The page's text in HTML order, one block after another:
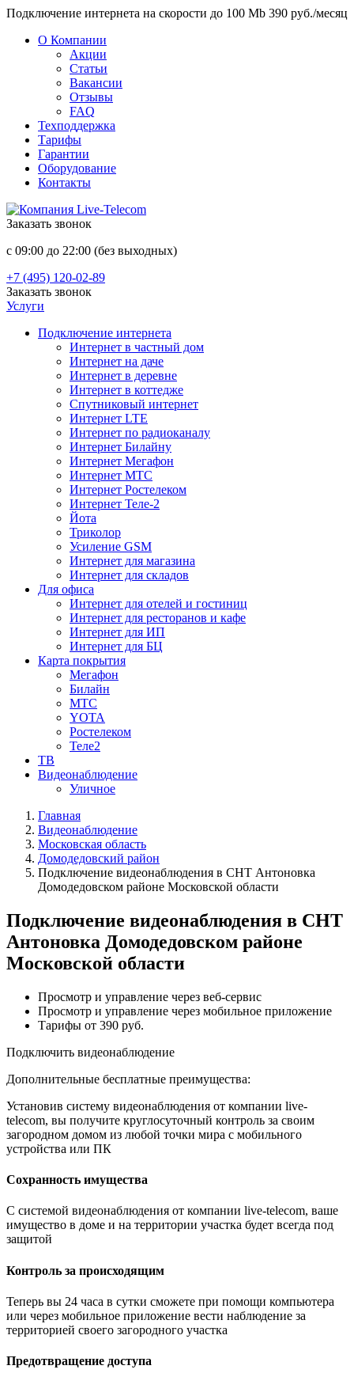
Подключение интернета на скорости до 100 Mb 390 руб./месяц
О Компании
Акции
Статьи
Вакансии
Отзывы
FAQ
Техподдержка
Тарифы
Гарантии
Оборудование
Контакты
Заказать звонок
с 09:00 до 22:00 (без выходных)
+7 (495) 120-02-89
Заказать звонок
Услуги
Подключение интернета
Интернет в частный дом
Интернет на даче
Интернет в деревне
Интернет в коттедже
Спутниковый интернет
Интернет LTE
Интернет по радиоканалу
Интернет Билайну
Интернет Мегафон
Интернет МТС
Интернет Ростелеком
Интернет Теле-2
Йота
Триколор
Усиление GSM
Интернет для магазина
Интернет для складов
Для офиса
Интернет для отелей и гостиниц
Интернет для ресторанов и кафе
Интернет для ИП
Интернет для БЦ
Карта покрытия
Мегафон
Билайн
МТС
YOTA
Ростелеком
Теле2
ТВ
Видеонаблюдение
Уличное
Главная
Видеонаблюдение
Московская область
Домодедовский район
Подключение видеонаблюдения в СНТ Антоновка
Домодедовском районе Московской области
Подключение видеонаблюдения в СНТ
Антоновка Домодедовском районе
Московской области
Просмотр и управление через веб-сервис
Просмотр и управление через мобильное приложение
Тарифы от 390 руб.
Подключить видеонаблюдение
Дополнительные бесплатные преимущества:
Установив систему видеонаблюдения от компании live-
telecom, вы получите круглосуточный контроль за своим
загородном домом из любой точки мира с мобильного
устройства или ПК
Сохранность имущества
С системой видеонаблюдения от компании live-telecom, ваше
имущество в доме и на территории участка будет всегда под
защитой
Контроль за происходящим
Теперь вы 24 часа в сутки сможете при помощи компьютера
или через мобильное приложение вести наблюдение за
территорией своего загородного участка
Предотвращение доступа